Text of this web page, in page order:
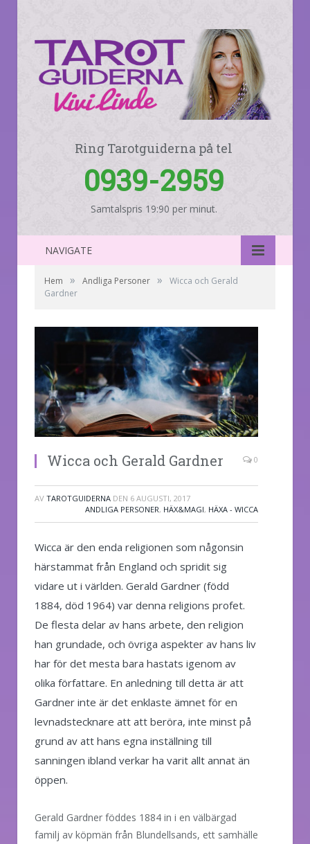
Ring Tarotguiderna på tel
0939-2959
Samtalspris 19:90 per minut.
NAVIGATE
Hem » Andliga Personer »
Wicca och Gerald
Gardner
Wicca och Gerald Gardner 0
AV TAROTGUIDERNA DEN 6 AUGUSTI, 2017
ANDLIGA PERSONER, HÄX&MAGI, HÄXA - WICCA
Wicca är den enda religionen som någonsin
härstammat från England och spridit sig
vidare ut i världen. Gerald Gardner (född
1884, död 1964) var denna religions profet.
De flesta delar av hans arbete, den religion
han grundade, och övriga aspekter av hans liv
har för det mesta bara hastats igenom av
olika författare. En anledning till detta är att
Gardner inte är det enklaste ämnet för en
levnadstecknare att att beröra, inte minst på
grund av att hans egna inställning till
sanningen ibland verkar ha varit allt annat än
öppen.
Gerald Gardner föddes 1884 in i en välbärgad
familj av köpmän från Blundellsands, ett samhälle